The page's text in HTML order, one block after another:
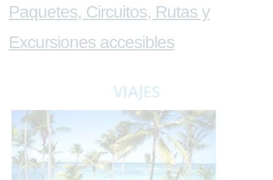
Paquetes, Circuitos, Rutas y
Excursiones accesibles
VIAJES